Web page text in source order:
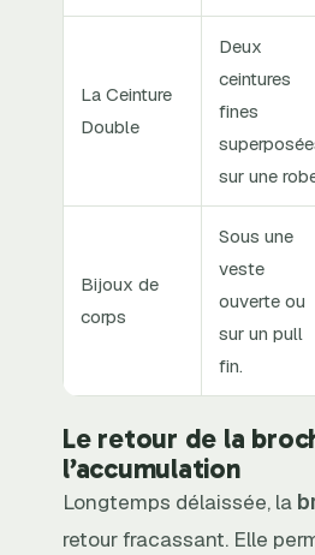
La Ceinture
Double
Deux
ceintures
fines
sur une
Bijoux de
corps
Sous une
veste
ouverte ou
sur un pull
fin.
Le retour de la
l’accumulation
Longtemps délaissée, la
retour fracassant. Elle